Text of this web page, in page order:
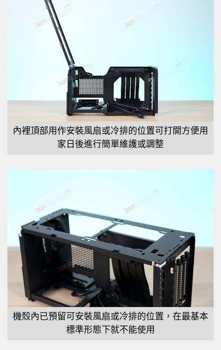
內裡頂部用作安裝風扇或冷排的位置可打開方便用
家日後進行簡單維護或調整
機殼內已預留可安裝風扇或冷排的位置，在最基本
標準形態下就不能使用